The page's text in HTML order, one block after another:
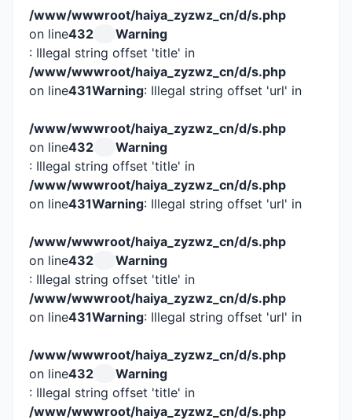
/www/wwwroot/haiya_zyzwz_cn/d/s.php
on line432
Warning
: Illegal string offset 'title' in
/www/wwwroot/haiya_zyzwz_cn/d/s.php
on line431Warning: Illegal string offset 'url' in
/www/wwwroot/haiya_zyzwz_cn/d/s.php
on line432
Warning
: Illegal string offset 'title' in
/www/wwwroot/haiya_zyzwz_cn/d/s.php
on line431Warning: Illegal string offset 'url' in
/www/wwwroot/haiya_zyzwz_cn/d/s.php
on line432
Warning
: Illegal string offset 'title' in
/www/wwwroot/haiya_zyzwz_cn/d/s.php
on line431Warning: Illegal string offset 'url' in
/www/wwwroot/haiya_zyzwz_cn/d/s.php
on line432
Warning
: Illegal string offset 'title' in
/www/wwwroot/haiya_zyzwz_cn/d/s.php